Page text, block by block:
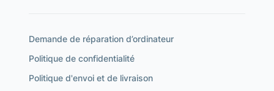
Demande de réparation d’ordinateur
Politique de confidentialité
Politique d'envoi et de livraison